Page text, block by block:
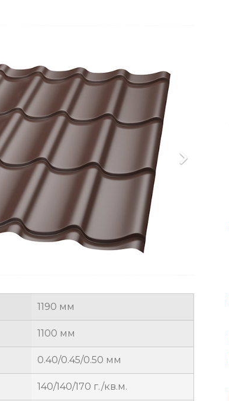
1190 мм
1100 мм
0.40/0.45/0.50 мм
140/140/170 г./кв.м.